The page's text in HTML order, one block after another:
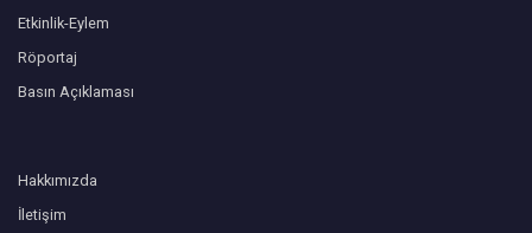
Etkinlik-Eylem
Röportaj
Basın Açıklaması
Hakkımızda
İletişim